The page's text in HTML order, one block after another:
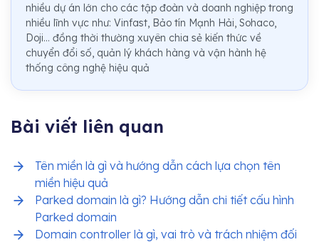
nhiều dự án lớn cho các tập đoàn và doanh nghiệp trong
nhiều lĩnh vực như: Vinfast, Bảo tín Mạnh Hải, Sohaco,
Doji... đồng thời thường xuyên chia sẻ kiến thức về
chuyển đổi số, quản lý khách hàng và vận hành hệ
thống công nghệ hiệu quả
Bài viết liên quan
Tên miền là gì và hướng dẫn cách lựa chọn tên
miền hiệu quả
Parked domain là gì? Hướng dẫn chi tiết cấu hình
Parked domain
Domain controller là gì, vai trò và trách nhiệm đối